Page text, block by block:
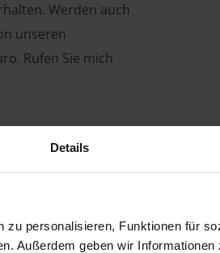
Details
personalisieren, Funktionen für
Außerdem geben wir
Werden auch
unseren
Rufen Sie mich
Auszubildende,
Auch bei Einkünften
für Sie.
umsatzsteuerpflichtigen